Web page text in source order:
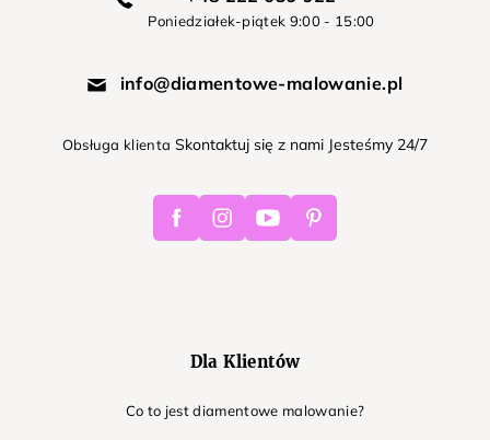
Poniedziałek-piątek 9:00 - 15:00
info@diamentowe-malowanie.pl
Obsługa klienta Skontaktuj się z nami Jesteśmy 24/7
FacebookInstagramYoutube Pinterest
Dla Klientów
Co to jest diamentowe malowanie?